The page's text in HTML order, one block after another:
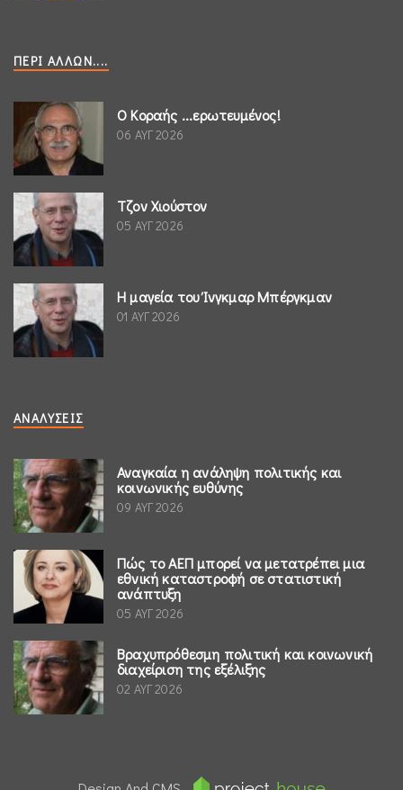
ΠΕΡΊ ΆΛΛΩΝ....
Ο Κοραής ...ερωτευμένος!
06 ΑΥΓ 2026
Τζον Χιούστον
05 ΑΥΓ 2026
Η μαγεία του Ίνγκμαρ Μπέργκμαν
01 ΑΥΓ 2026
ΑΝΑΛΎΣΕΙΣ
Αναγκαία η ανάληψη πολιτικής και
κοινωνικής ευθύνης
09 ΑΥΓ 2026
Πώς το ΑΕΠ μπορεί να μετατρέπει μια
εθνική καταστροφή σε στατιστική
ανάπτυξη
05 ΑΥΓ 2026
Βραχυπρόθεσμη πολιτική και κοινωνική
διαχείριση της εξέλιξης
02 ΑΥΓ 2026